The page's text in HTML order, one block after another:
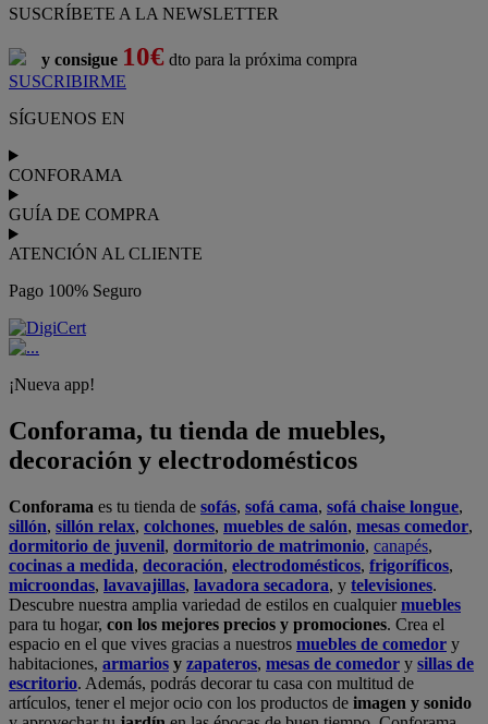
SUSCRÍBETE A LA NEWSLETTER
y consigue 10€ dto para la próxima compra
SUSCRIBIRME
SÍGUENOS EN
CONFORAMA
GUÍA DE COMPRA
ATENCIÓN AL CLIENTE
Pago 100% Seguro
¡Nueva app!
Conforama, tu tienda de muebles,
decoración y electrodomésticos
Conforama es tu tienda de sofás, sofá cama, sofá chaise longue,
sillón, sillón relax, colchones, muebles de salón, mesas comedor,
dormitorio de juvenil, dormitorio de matrimonio, canapés,
cocinas a medida, decoración, electrodomésticos, frigoríficos,
microondas, lavavajillas, lavadora secadora, y televisiones.
Descubre nuestra amplia variedad de estilos en cualquiermuebles
para tu hogar, con los mejores precios y promociones. Crea el
espacio en el que vives gracias a nuestros muebles de comedor y
habitaciones, armarios y zapateros, mesas de comedor y sillas de
escritorio. Además, podrás decorar tu casa con multitud de
artículos, tener el mejor ocio con los productos de imagen y sonido